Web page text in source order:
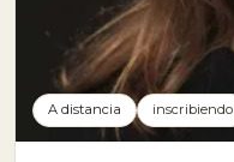
A distancia inscribiendo